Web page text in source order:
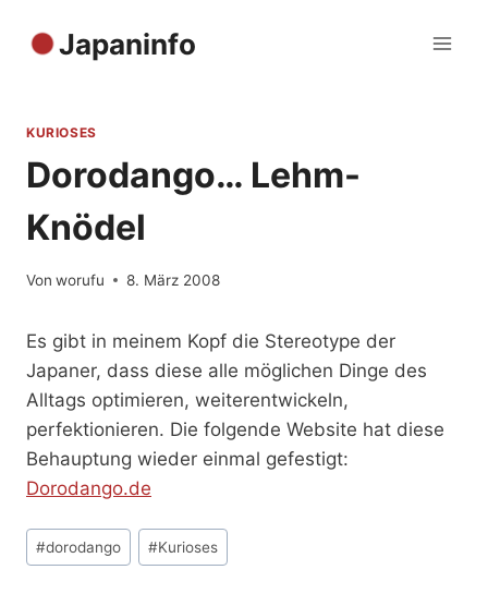
Inhalt
Japaninfo
KURIOSES
Dorodango… Lehm-
Knödel
Von worufu 8. März 2008
Es gibt in meinem Kopf die Stereotype der
Japaner, dass diese alle möglichen Dinge des
Alltags optimieren, weiterentwickeln,
perfektionieren. Die folgende Website hat diese
Behauptung wieder einmal gefestigt:
Dorodango.de
Schlagworte:
#dorodango #Kurioses